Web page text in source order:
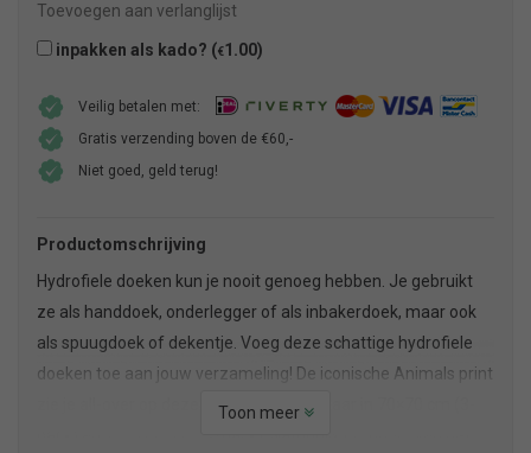
Nougat
Toevoegen aan verlanglijst
inpakken als kado? (€1.00)
Veilig betalen met:
Gratis verzending boven de €60,-
Niet goed, geld terug!
Productomschrijving
Hydrofiele doeken kun je nooit genoeg hebben. Je gebruikt
ze als handdoek, onderlegger of als inbakerdoek, maar ook
als spuugdoek of dekentje. Voeg deze schattige hydrofiele
doeken toe aan jouw verzameling! De iconische Animals print
zie je all-over op deze doeken. Verkrijgbaar in 70×70 cm (3-
Toon meer